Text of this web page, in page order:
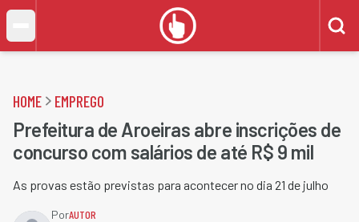
HOME EMPREGO
Prefeitura de Aroeiras abre inscrições de
concurso com salários de até R$ 9 mil
As provas estão previstas para acontecer no dia 21 de julho
PorAUTOR